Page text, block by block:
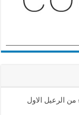
الرعيل الاول